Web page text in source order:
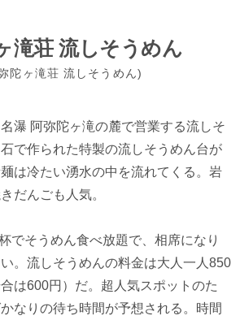
滝荘 流しそうめん
弥陀ヶ滝荘 流しそうめん)
瀑 阿弥陀ヶ滝の麓で営業する流しそ
で作られた特製の流しそうめん台が
は冷たい湧水の中を流れてくる。岩
だんごも人気。
でそうめん食べ放題で、相席になり
。流しそうめんの料金は大人一人850
は600円）だ。超人気スポットのた
なりの待ち時間が予想される。時間